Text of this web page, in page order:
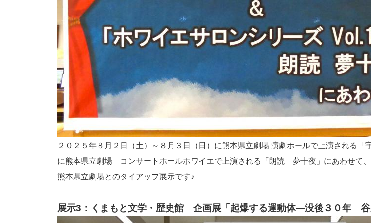
２０２５年８月２日（土）～８月３日（日）に熊本県立劇場 演劇ホールで上演される「
に熊本県立劇場 コンサートホールホワイエで上演される「朗読 夢十夜」にあわせて、
熊本県立劇場とのタイアップ展示です♪
展示3：くまもと文学・歴史館 企画展「起爆する運動体―没後３０年